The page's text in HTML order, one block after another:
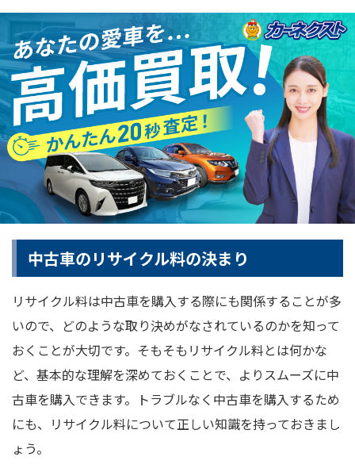
中古車のリサイクル料の決まり
リサイクル料は中古車を購入する際にも関係することが多
いので、どのような取り決めがなされているのかを知って
おくことが大切です。そもそもリサイクル料とは何かな
ど、基本的な理解を深めておくことで、よりスムーズに中
古車を購入できます。トラブルなく中古車を購入するため
にも、リサイクル料について正しい知識を持っておきまし
ょう。